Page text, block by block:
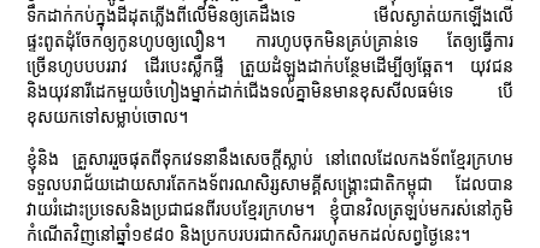
ទឹកដាក់កប់ក្នុងដីដុតភ្លើងពីលើមិនឲ្យគេដឹងទេ មើលស្ងាត់យកឡើងលើ
ផ្ទះពូតដុំចែកឲ្យកូនហូបឲ្យលឿន។ ការហូបចុកមិនគ្រប់គ្រាន់ទេ តែឲ្យធ្វើការ
ច្រើនហូបបបររាវ ដើរបេះស្លឹកផ្ទី ត្រួយដំឡូងដាក់បន្ថែមដើម្បីឲ្យឆ្អែត។ យុវជន
និងយុវនារីដេកមួយចំហៀងម្នាក់ដាក់ជើងទល់គ្នាមិនមានខុសសីលធម៌ទេ បើ
ខុសយកទៅសម្លាប់ចោល។
ខ្ញុំនិង គ្រួសាររួចផុតពីទុកវេទនានឹងសេចក្ដីស្លាប់ នៅពេលដែលកងទ័ពខ្មែរក្រហម
ទទួលបរាជ័យដោយសារតែកងទ័ពរណសិរ្សសាមគ្គីសង្គ្រោះជាតិកម្ពុជា ដែលបាន
វាយរំដោះប្រទេសនិងប្រជាជនពីរបបខ្មែរក្រហម។ ខ្ញុំបានវិលត្រឡប់មករស់នៅភូមិ
កំណើតវិញនៅឆ្នាំ១៩៨០ និងប្រកបរបរជាកសិកររហូតមកដល់សព្វថ្ងៃនេះ។